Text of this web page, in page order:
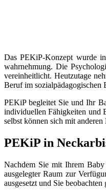
Das PEKiP-Konzept wurde
wahrnehmung. Die
vereinheitlicht. Heutzutage
Beruf im sozialpädagogischen
PEKiP begleitet Sie und Ihr
individuellen Fähigkeiten und
selbst können sich mit
PEKiP in
Nachdem Sie mit Ihrem
ausgelegter Raum zur
ausgesetzt und Sie